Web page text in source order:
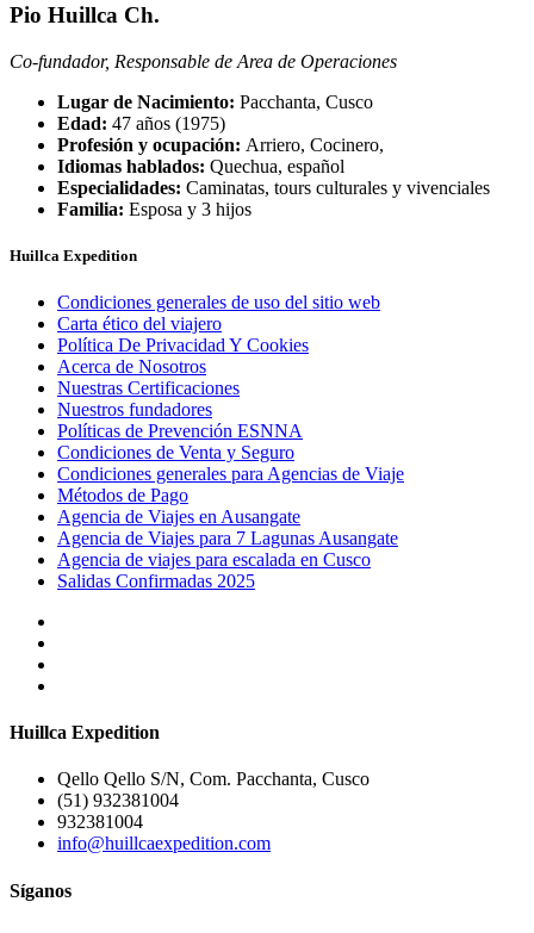
Pio Huillca Ch.
Co-fundador, Responsable de Area de Operaciones
Lugar de Nacimiento: Pacchanta, Cusco
Edad: 47 años (1975)
Profesión y ocupación: Arriero, Cocinero,
Idiomas hablados: Quechua, español
Especialidades: Caminatas, tours culturales y vivenciales
Familia: Esposa y 3 hijos
Huillca Expedition
Condiciones generales de uso del sitio web
Carta ético del viajero
Política De Privacidad Y Cookies
Acerca de Nosotros
Nuestras Certificaciones
Nuestros fundadores
Políticas de Prevención ESNNA
Condiciones de Venta y Seguro
Condiciones generales para Agencias de Viaje
Métodos de Pago
Agencia de Viajes en Ausangate
Agencia de Viajes para 7 Lagunas Ausangate
Agencia de viajes para escalada en Cusco
Salidas Confirmadas 2025
Huillca Expedition
Qello Qello S/N, Com. Pacchanta, Cusco
(51) 932381004
932381004
info@huillcaexpedition.com
Síganos